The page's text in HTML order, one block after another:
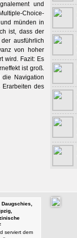
und
Choice-
münden in
ist, dass der
ausführlich
von hoher
wird. Fazit: Es
ist groß.
Navigation
des
serviert dem